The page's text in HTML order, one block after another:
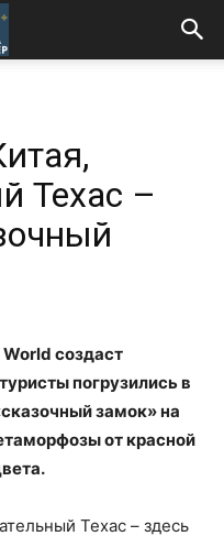
Техас –
создаст
погрузились в
замок» на
от красной